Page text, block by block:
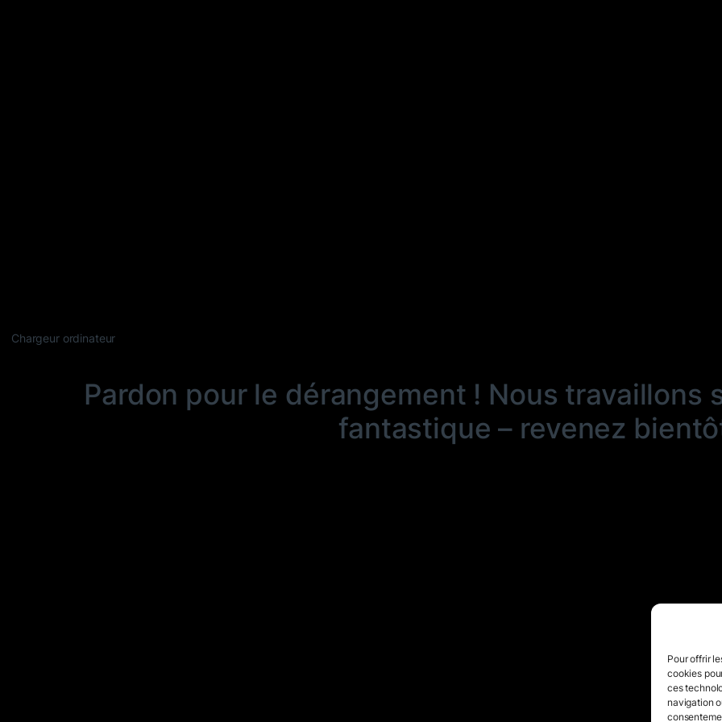
Pour offrir
cookies
ces
navigation
Chargeur ordinateur
Pardon pour le dérangement ! Nous travaillons
fantastique – revenez